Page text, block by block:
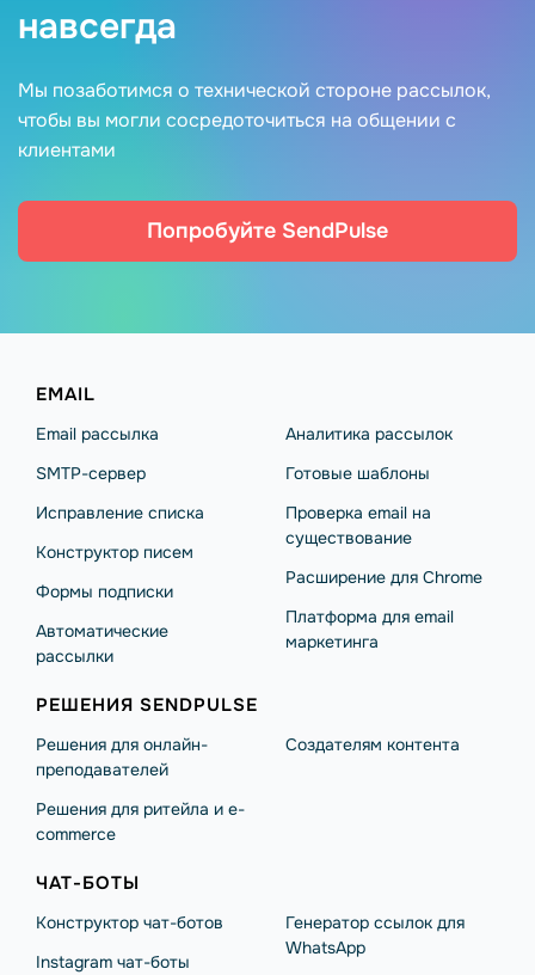
навсегда
Мы позаботимся о технической стороне рассылок,
чтобы вы могли сосредоточиться на общении с
клиентами
Попробуйте SendPulse
EMAIL
Email рассылка
SMTP-сервер
Исправление списка
Конструктор писем
Формы подписки
Автоматические
рассылки
Аналитика рассылок
Готовые шаблоны
Проверка email на
существование
Расширение для Chrome
Платформа для email
маркетинга
РЕШЕНИЯ SENDPULSE
Решения для онлайн-
преподавателей
Решения для ритейла и e-
commerce
Создателям контента
ЧАТ-БОТЫ
Конструктор чат-ботов
Instagram чат-боты
Генератор ссылок для
WhatsApp